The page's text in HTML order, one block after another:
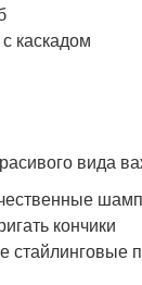
каскадом
вида
кончики
стайлинговые